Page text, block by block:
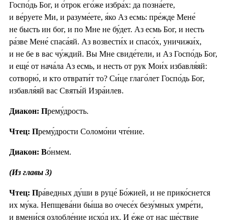
Госпо́дь Бог, и о́трок его́же избра́х: да позна́ете,
и ве́руете Ми, и разуме́ете, я́ко Аз есмь: пре́жде Мене́
не бысть ин бог, и по Мне не бу́дет. Аз есмь Бог, и несть
ра́зве Мене́ спаса́яй. Аз возвести́х и спасо́х, уничижи́х,
и не бе в вас чу́ждий. Вы Мне свиде́тели, и Аз Госпо́дь Бог,
и еще́ от нача́ла Аз есмь, и несть от рук Мои́х избавля́яй:
сотворю́, и кто отврати́т то? Си́це глаго́лет Госпо́дь Бог,
избавля́яй вас Святы́й Изра́илев.
Диакон: Прему́дрость.
Чтец: Прему́дрости Соломо́ни чте́ние.
Диакон: Во́нмем.
(Из главы 3)
Чтец: Пра́ведных ду́ши в руце́ Бо́жией, и не прико́снется
их му́ка. Непщева́ни бы́ша во очесе́х безу́мных умре́ти,
и вмени́ся озлобле́ние исхо́д их. И е́же от нас ше́ствие